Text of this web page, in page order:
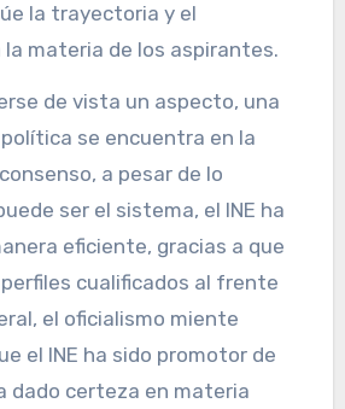
la trayectoria y el
materia de los aspirantes.
de vista un aspecto, una
se encuentra en la
a pesar de lo
ser el sistema, el INE ha
eficiente, gracias a que
cualificados al frente
el oficialismo miente
el INE ha sido promotor de
dado certeza en materia